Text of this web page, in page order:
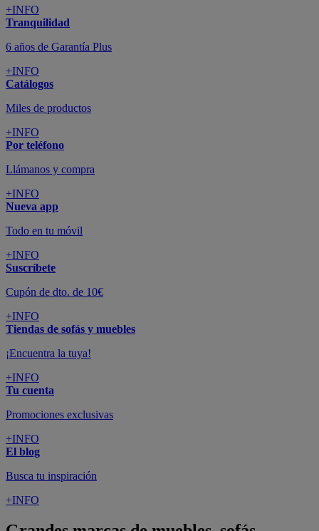
+INFO
Tranquilidad
6 años de Garantía Plus
+INFO
Catálogos
Miles de productos
+INFO
Por teléfono
Llámanos y compra
+INFO
Nueva app
Todo en tu móvil
+INFO
Suscríbete
Cupón de dto. de 10€
+INFO
Tiendas de sofás y muebles
¡Encuentra la tuya!
+INFO
Tu cuenta
Promociones exclusivas
+INFO
El blog
Busca tu inspiración
+INFO